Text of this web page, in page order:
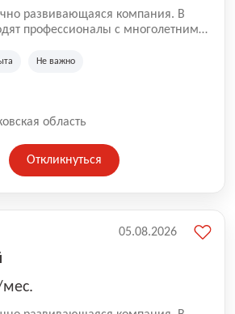
развивающаяся компания. В
профессионалы с многолетним
а накопленный опыт позволяют
Не важно
область
Откликнуться
мес.
05.08.2026